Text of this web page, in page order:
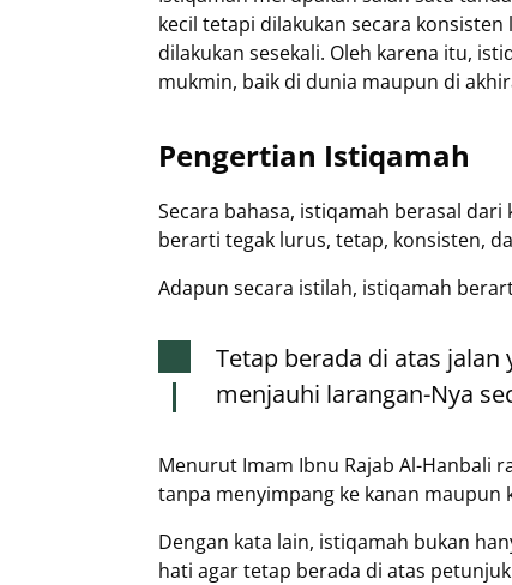
kecil tetapi dilakukan secara
dilakukan sesekali. Oleh karena itu,
mukmin, baik di dunia maupun di
Pengertian Istiqamah
Secara bahasa, istiqamah berasal dari
berarti tegak lurus, tetap, konsisten,
Adapun secara istilah, istiqamah
Tetap berada di atas
menjauhi larangan-Nya
Menurut Imam Ibnu Rajab Al-Hanbali
tanpa menyimpang ke kanan maupun
Dengan kata lain, istiqamah bukan
hati agar tetap berada di atas